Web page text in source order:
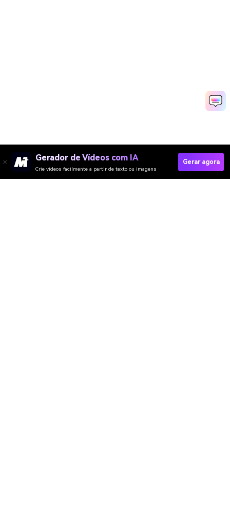
Gerador de Vídeos com IA
Crie vídeos facilmente a partir de texto ou imagens
Gerar agora